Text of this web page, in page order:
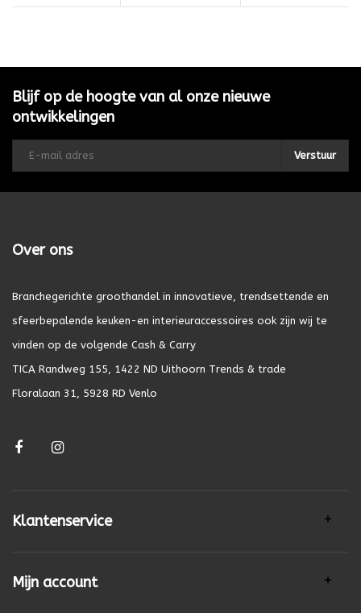
Blijf op de hoogte van al onze nieuwe
ontwikkelingen
Verstuur
Over ons
Branchegerichte groothandel in innovatieve, trendsettende en
sfeerbepalende keuken-en interieuraccessoires ook zijn wij te
vinden op de volgende Cash & Carry
TICA Randweg 155, 1422 ND Uithoorn Trends & trade
Floralaan 31, 5928 RD Venlo
Klantenservice
Mijn account